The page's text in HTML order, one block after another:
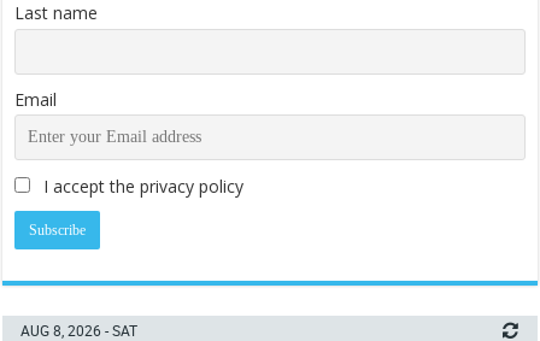
Last name
Email
I accept the privacy policy
AUG 8, 2026 - SAT